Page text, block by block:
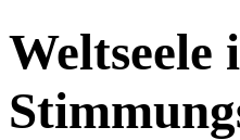
Weltseele